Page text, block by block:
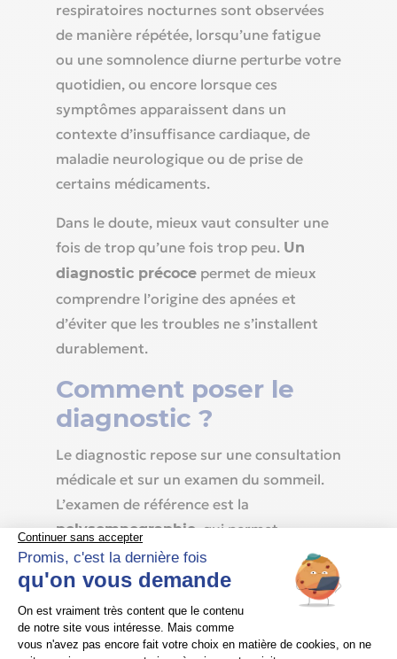
respiratoires nocturnes sont observées
de manière répétée, lorsqu’une fatigue
ou une somnolence diurne perturbe votre
quotidien, ou encore lorsque ces
symptômes apparaissent dans un
contexte d’insuffisance cardiaque, de
maladie neurologique ou de prise de
certains médicaments.
Dans le doute, mieux vaut consulter une
fois de trop qu’une fois trop peu. Un
diagnostic précocepermet de mieux
comprendre l’origine des apnées et
d’éviter que les troubles ne s’installent
durablement.
Comment poser le
diagnostic ?
Le diagnostic repose sur une consultation
médicale et sur un examen du sommeil.
L’examen de référence est la
polysomnographie, qui permet
d’analyser la respiration, l’oxygénation,
l’activité cardiaque, l’activité cérébrale et
les efforts respiratoires pendant la nuit.
Cet examen est essentiel pour